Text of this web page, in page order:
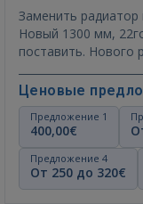
Заменить
Новый 1300 мм,
поставить. Нового
Ценовые
Предложение 1
400,00€
Предложение 4
От 250 до 320€